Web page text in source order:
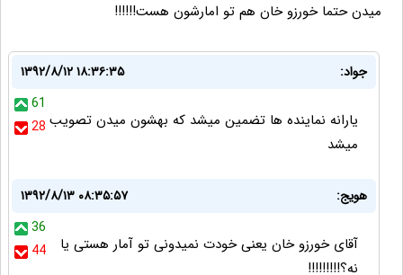
میدن حتما خورزو خان هم تو امارشون هست!!!!!!
جواد:
۱۳۹۲/۸/۱۲ ۱۸:۳۶:۳۵
61
28 یارانه نماینده ها تضمین میشد که بهشون میدن تصویب
میشد
هویج:
۱۳۹۲/۸/۱۳ ۰۸:۳۵:۵۷
36
44
آقای خورزو خان یعنی خودت نمیدونی تو آمار هستی یا
نه؟!!!!!!!!!